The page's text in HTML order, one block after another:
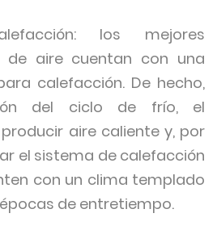
los mejores
de aire cuentan con una
calefacción. De hecho,
del ciclo de frío, el
aire caliente y, por
el sistema de calefacción
con un clima templado
de entretiempo.